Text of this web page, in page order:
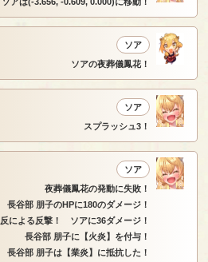
ソア
ソアの夜葬儀鳳花！
ソア
スプラッシュ3！
ソア
夜葬儀鳳花の発動に失敗！
長谷部 朋子のHPに180のダメージ！
反による反撃！ ソアに36ダメージ！
長谷部 朋子に【火炎】を付与！
長谷部 朋子は【業炎】に抵抗した！